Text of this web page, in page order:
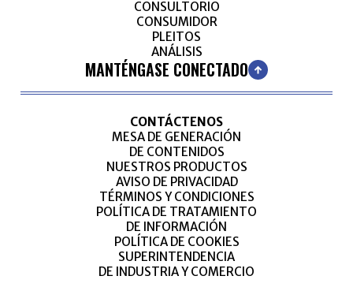
CONSULTORIO
CONSUMIDOR
PLEITOS
ANÁLISIS
MANTÉNGASE CONECTADO
CONTÁCTENOS
MESA DE GENERACIÓN
DE CONTENIDOS
NUESTROS PRODUCTOS
AVISO DE PRIVACIDAD
TÉRMINOS Y CONDICIONES
POLÍTICA DE TRATAMIENTO
DE INFORMACIÓN
POLÍTICA DE COOKIES
SUPERINTENDENCIA
DE INDUSTRIA Y COMERCIO